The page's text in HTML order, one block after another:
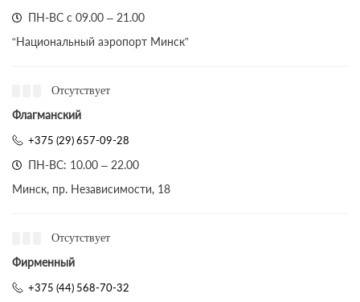
ПН-ВС с 09.00 – 21.00
“Национальный аэропорт Минск”
Отсутствует
Флагманский
+375 (29) 657-09-28
ПН-ВС: 10.00 – 22.00
Минск, пр. Независимости, 18
Отсутствует
Фирменный
+375 (44) 568-70-32